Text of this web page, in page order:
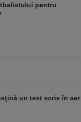
pentru
un test scris în aer